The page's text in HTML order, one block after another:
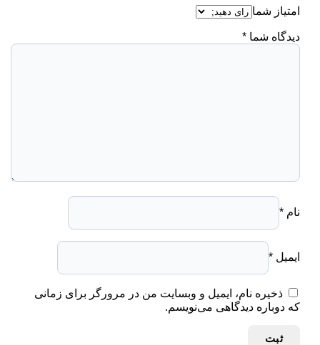
امتیاز شما
دیدگاه شما *
نام *
ایمیل *
ذخیره نام، ایمیل و وبسایت من در مرورگر برای زمانی
که دوباره دیدگاهی می‌نویسم.